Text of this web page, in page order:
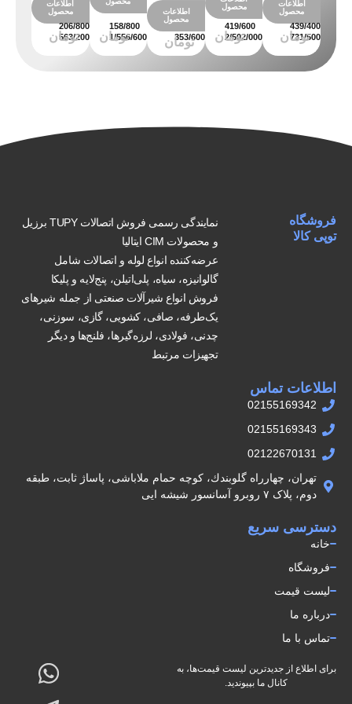
اطلاعات
محصول
محصول
اطلاعات
محصول
اطلاعات
محصول
فروشگاه
توپی کالا
نمایندگی رسمی فروش اتصالات TUPY برزیل
و محصولات CIM ایتالیا
عرضه‌کننده انواع لوله و اتصالات شامل
گالوانیزه، سیاه، پلی‌اتیلن، پنج‌لایه و پلیکا
فروش انواع شیرآلات صنعتی از جمله شیرهای
یک‌طرفه، صافی، کشویی، گازی، سوزنی،
چدنی، فولادی، لرزه‌گیرها، فلنج‌ها و دیگر
تجهیزات مرتبط
دسترسی سریع
خانه
فروشگاه
لیست قیمت
درباره ما
تماس با ما
اطلاعات تماس
02155169342
02155169343
02122670131
تهران، چهارراه گلوبندك، كوچه حمام ملاباشى، پاساژ ثابت، طبقه
دوم، پلاک ۷ روبرو آسانسور شيشه ايى
برای اطلاع از جدیدترین لیست قیمت‌ها، به
کانال ما بپیوندید.